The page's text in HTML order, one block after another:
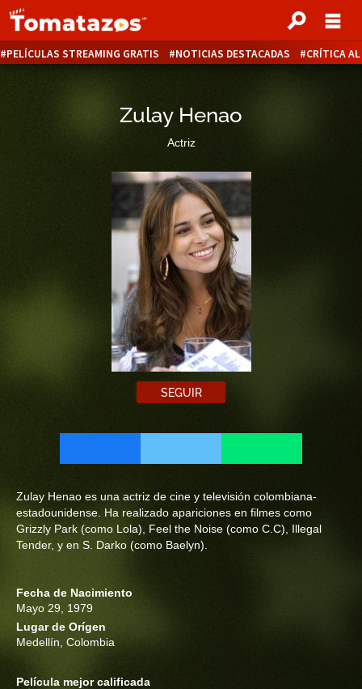
PELÍCULAS STREAMING GRATIS NOTICIAS DESTACADAS CRÍTICA
Zulay Henao
Actriz
SEGUIR
Zulay Henao es una actriz de cine y televisión colombiana-
estadounidense. Ha realizado apariciones en filmes como
Grizzly Park (como Lola), Feel the Noise (como C.C), Illegal
Tender, y en S. Darko (como Baelyn).
Fecha de Nacimiento
Mayo 29, 1979
Lugar de Orígen
Medellín, Colombia
Película mejor calificada